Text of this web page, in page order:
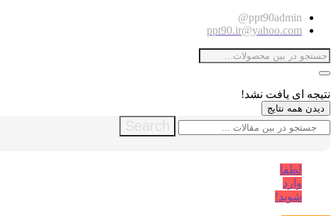
ppt90admin@
ppt90.ir@yahoo.com
نتیجه ای یافت نشد!
دیدن همه نتایج
Search
لطفا
وارد
شوید!